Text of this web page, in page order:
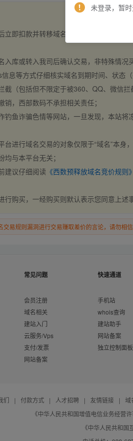
立即扣款并转移域名，交易自动完成。
入库或转入我司后确认交易，非特殊情况
息等方式仔细核实域名到期时间、状态
截（包括但不限定于被360、QQ、微信
，西部数码不承担相关责任；
钓鱼诈骗色情等网站，一旦发现，本站
台进行域名交易的对象仅限于“域名”本身
与本平台无关；
建议仔细阅读 《西数预释放域名竞价规则》
购买，一经购买则默认表示您同意上述
易规则漏洞进行交易赚取差价的言论，请勿相
常见问题
会员注册
域名相关
建站入门
云服务/Vps
支付/发票
网站备案
快速通道
手机站
whois查询
建站助手
网站备案
独立控制面板
们 | 付款方式 | 人才招聘 | 友情链接 | 域
《中华人民共和国增值电信业务经营
《中华人民共和
未登录，暂时